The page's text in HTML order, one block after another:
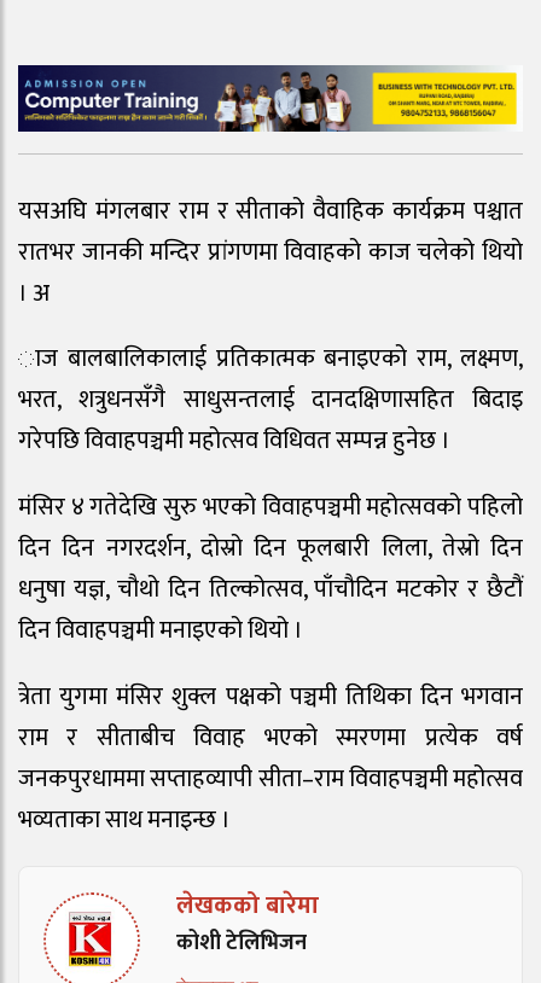
यसअघि मंगलबार राम र सीताको वैवाहिक कार्यक्रम पश्चात
रातभर जानकी मन्दिर प्रांगणमा विवाहको काज चलेको थियो
। अ
ाज बालबालिकालाई प्रतिकात्मक बनाइएको राम, लक्ष्मण,
भरत, शत्रुधनसँगै साधुसन्तलाई दानदक्षिणासहित बिदाइ
गरेपछि विवाहपञ्चमी महोत्सव विधिवत सम्पन्न हुनेछ ।
मंसिर ४ गतेदेखि सुरु भएको विवाहपञ्चमी महोत्सवको पहिलो
दिन दिन नगरदर्शन, दोस्रो दिन फूलबारी लिला, तेस्रो दिन
धनुषा यज्ञ, चौथो दिन तिल्कोत्सव, पाँचौदिन मटकोर र छैटौं
दिन विवाहपञ्चमी मनाइएको थियो ।
त्रेता युगमा मंसिर शुक्ल पक्षको पञ्चमी तिथिका दिन भगवान
राम र सीताबीच विवाह भएको स्मरणमा प्रत्येक वर्ष
जनकपुरधाममा सप्ताहव्यापी सीता–राम विवाहपञ्चमी महोत्सव
भव्यताका साथ मनाइन्छ ।
लेखकको बारेमा
कोशी टेलिभिजन